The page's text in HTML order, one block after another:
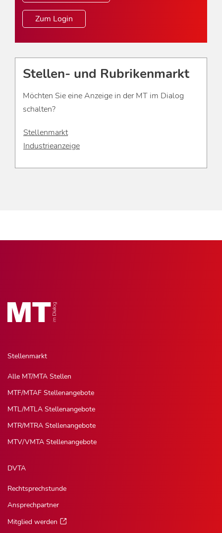
Zum Login
Stellen- und Rubrikenmarkt
Möchten Sie eine Anzeige in der MT im Dialog
schalten?
Stellenmarkt
Industrieanzeige
Stellenmarkt
Alle MT/MTA Stellen
MTF/MTAF Stellenangebote
MTL/MTLA Stellenangebote
MTR/MTRA Stellenangebote
MTV/VMTA Stellenangebote
DVTA
Rechtsprechstunde
Ansprechpartner
Mitglied werden